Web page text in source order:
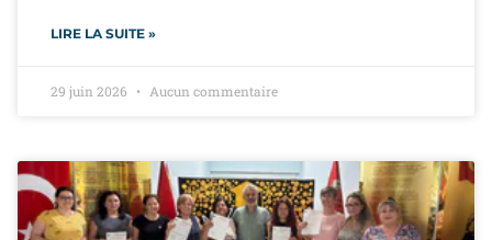
LIRE LA SUITE »
29 juin 2026 Aucun commentaire